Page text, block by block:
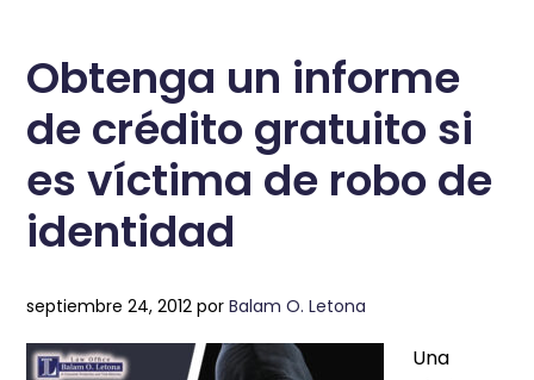
Obtenga un informe
de crédito gratuito si
es víctima de robo de
identidad
septiembre 24, 2012 porBalam O. Letona
Una